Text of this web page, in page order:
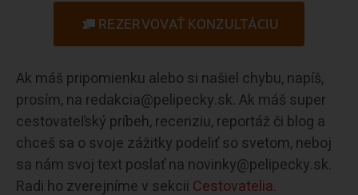
REZERVOVAŤ KONZULTÁCIU
Ak máš pripomienku alebo si našiel chybu, napíš,
prosím, na redakcia@pelipecky.sk. Ak máš super
cestovateľský príbeh, recenziu, reportáž či blog a
chceš sa o svoje zážitky podeliť so svetom, neboj
sa nám svoj text poslať na novinky@pelipecky.sk.
Radi ho zverejníme v sekcii Cestovatelia.